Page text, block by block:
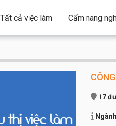
Tất cả việc làm Cẩm nang
17